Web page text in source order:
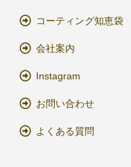
コーティング知恵袋
会社案内
Instagram
お問い合わせ
よくある質問